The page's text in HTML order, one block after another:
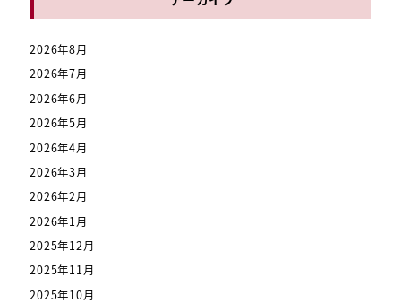
2026年8月
2026年7月
2026年6月
2026年5月
2026年4月
2026年3月
2026年2月
2026年1月
2025年12月
2025年11月
2025年10月